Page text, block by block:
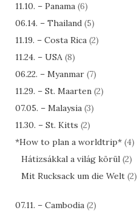
11.10. – Panama (6)
06.14. – Thailand (5)
11.19. – Costa Rica (2)
11.24. – USA (8)
06.22. – Myanmar (7)
11.29. – St. Maarten (2)
07.05. – Malaysia (3)
11.30. – St. Kitts (2)
*How to plan a worldtrip* (4)
Hátizsákkal a világ körül (2)
Mit Rucksack um die Welt (2)
07.11. – Cambodia (2)